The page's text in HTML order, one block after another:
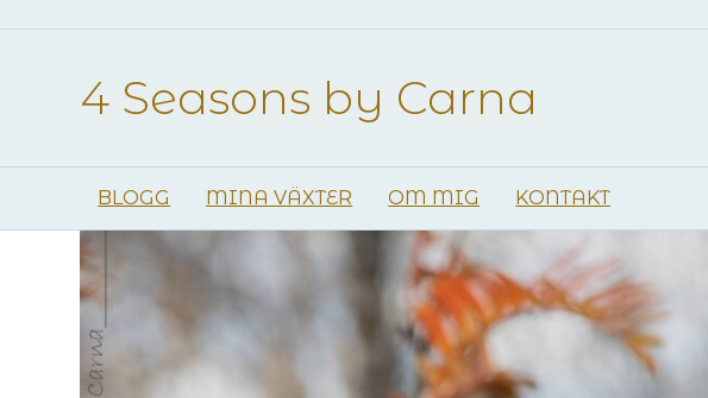
4 Seasons by Carna
BLOGG MINA VÄXTER OM MIG KONTAKT